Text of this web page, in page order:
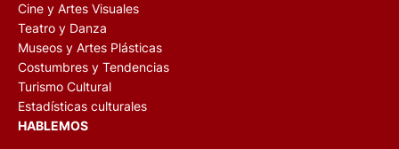
Cine y Artes Visuales
Teatro y Danza
Museos y Artes Plásticas
Costumbres y Tendencias
Turismo Cultural
Estadísticas culturales
HABLEMOS